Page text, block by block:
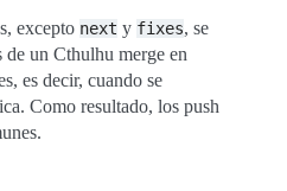
excepto next y fixes, se
de un Cthulhu merge en
es decir, cuando se
Como resultado, los push